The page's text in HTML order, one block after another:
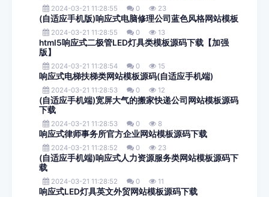
2024-03-21 11:28:55 0 23
(自适应手机版)响应式电脑修理公司蓝色风格网站模板
2024-03-21 11:28:55 0 13
html5响应式二极管LED灯具类模板源码下载【加强
版】
2024-03-21 11:28:54 0 15
响应式电梯扶梯类网站模板源码(自适应手机端)
2024-03-21 11:28:53 0 12
(自适应手机端)宽屏大气的搬家快递公司网站模板源码
下载
2024-03-21 11:28:53 0 8
响应式律师事务所官方企业网站模板源码下载
2024-03-21 11:28:52 0 23
(自适应手机端)响应式人力资源服务类网站模板源码下
载
2024-03-21 11:28:52 0 11
响应式LED灯具英文外贸网站模板源码下载